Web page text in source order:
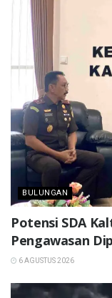
BULUNGAN
Potensi SDA
Pengawasan
6 AGUSTUS 2026